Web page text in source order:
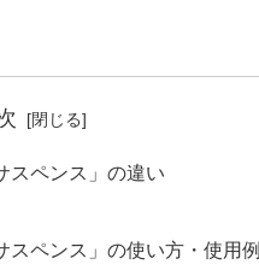
スペンス」の違い
スペンス」の使い方・使用例